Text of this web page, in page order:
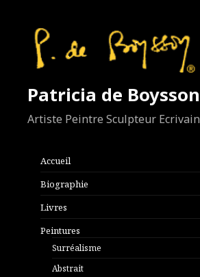
Patricia de Boysson
Artiste Peintre Sculpteur Ecrivain
Accueil
Biographie
Livres
Peintures
Surréalisme
Abstrait